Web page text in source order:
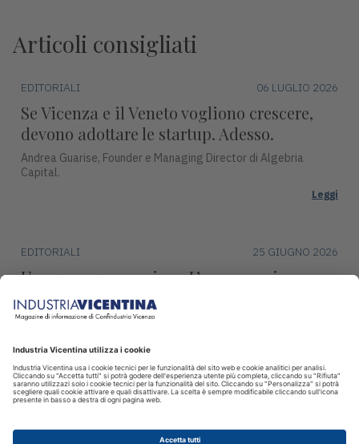
Articoli consigliati
EDITORIALI 06 LUGLIO 2026
Se Vicenza e il Veneto vogliono crescere,
devono adottare le startup. Adesso.
Andrea Guarise, Founder e Managing Director di Algebria
Capital.
Leggi
EDITORIALI 25 GIUGNO 2026
Un nuovo umanesimo. L’esasperazione
della tecnologia per restituire centralità
all’uomo.
Livio Gemmo, CEO Livio Gemmo srl.
Leggi